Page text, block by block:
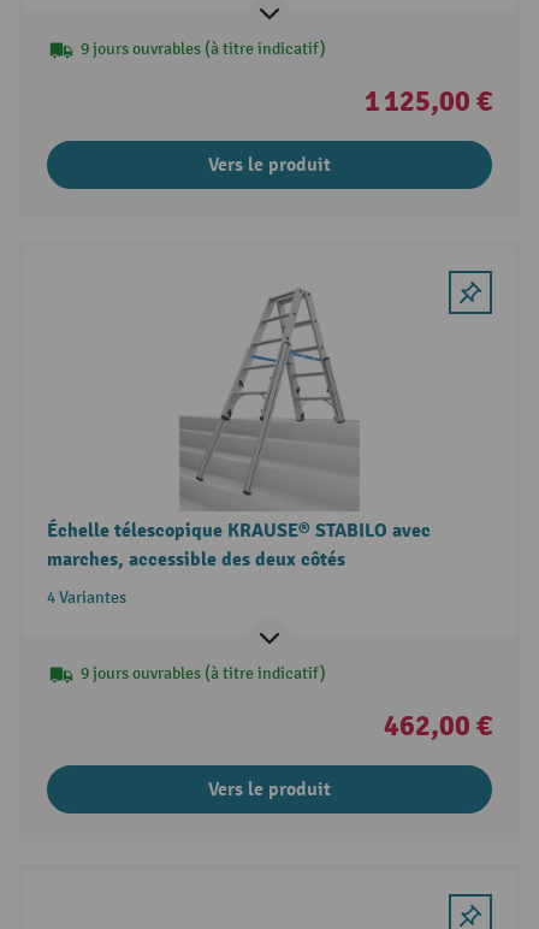
9 jours ouvrables (à titre indicatif)
1 125,00 €
Vers le produit
Échelle télescopique KRAUSE® STABILO avec
marches, accessible des deux côtés
4 Variantes
9 jours ouvrables (à titre indicatif)
462,00 €
Vers le produit